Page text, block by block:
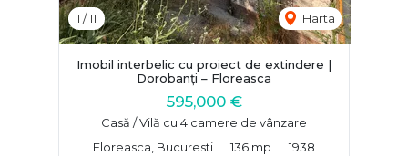
1 /11 Harta
Imobil interbelic cu proiect de extindere |
Dorobanți – Floreasca
595,000 €
Casă / Vilă cu 4 camere de vânzare
Floreasca, Bucuresti
136 mp 1938